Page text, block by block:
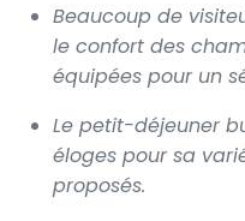
Beaucoup de
le confort des
équipées pour un
Le petit-déjeuner
éloges pour sa
proposés.